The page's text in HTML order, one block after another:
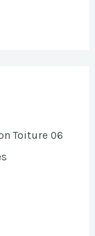
Toiture 06